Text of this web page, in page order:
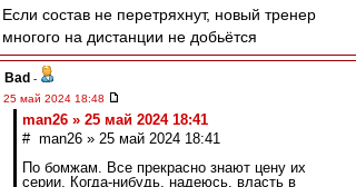
Если состав не перетряхнут, новый тренер
многого на дистанции не добьётся
Bad -
25 май 2024 18:48
man26 » 25 май 2024 18:41
# man26 » 25 май 2024 18:41
По бомжам. Все прекрасно знают цену их
серии. Когда-нибудь, надеюсь, власть в